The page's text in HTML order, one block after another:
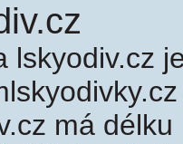
lskyodiv.cz
má